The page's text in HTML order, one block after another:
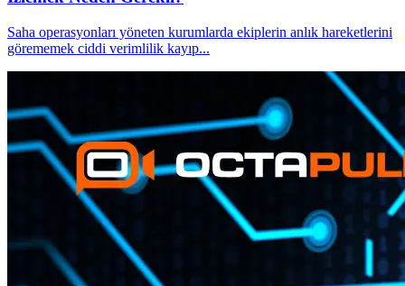
Saha operasyonları yöneten kurumlarda ekiplerin anlık hareketlerini
görememek ciddi verimlilik kayıp...